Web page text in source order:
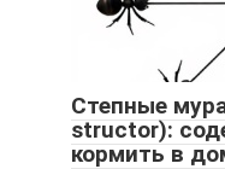
Степные
structor):
кормить в